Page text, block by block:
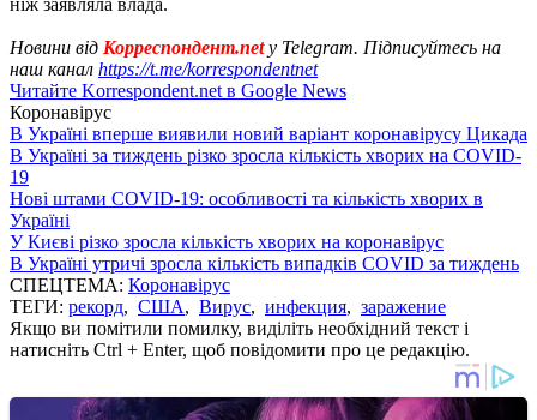
Новини від Корреспондент.netу Telegram. Підписуйтесь на
наш канал https://t.me/korrespondentnet
Читайте Korrespondent.net в Google News
Коронавірус
В Україні вперше виявили новий варіант коронавірусу Цикада
В Україні за тиждень різко зросла кількість хворих на COVID-
19
Нові штами COVID-19: особливості та кількість хворих в
Україні
У Києві різко зросла кількість хворих на коронавірус
В Україні утричі зросла кількість випадків COVID за тиждень
СПЕЦТЕМА: Коронавірус
ТЕГИ: рекорд, США, Вирус, инфекция, заражение
Якщо ви помітили помилку, виділіть необхідний текст і
натисніть Ctrl + Enter, щоб повідомити про це редакцію.